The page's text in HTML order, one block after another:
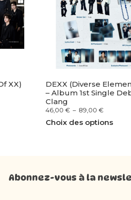
XX)
DEXX (Diverse
– Album 1st Single
Clang
46,00 € – 89,00 €
Choix des options
Abonnez-vous à la